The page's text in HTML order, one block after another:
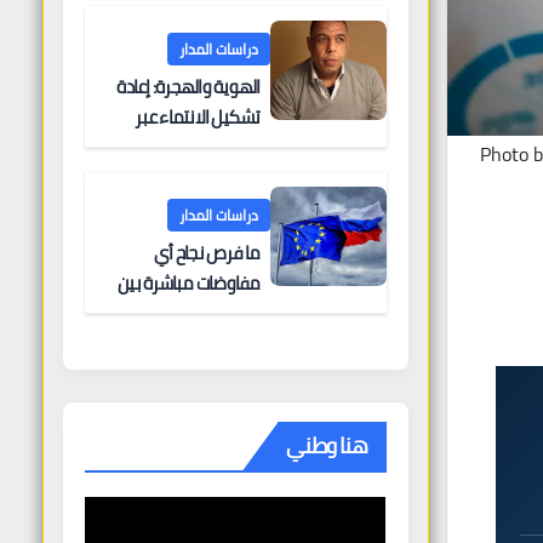
Photo
دراسات المدار
الهوية والهجرة: إعادة
تشكيل الانتماء عبر
دراسات المدار
ما فرص نجاح أي
مفاوضات مباشرة بين
هنا وطني